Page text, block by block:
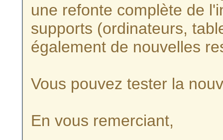
une refonte complète de
supports (ordinateurs,
également de nouvelles
Vous pouvez tester la
En vous remerciant,